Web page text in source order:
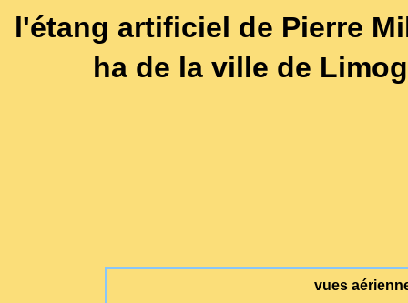
l'étang artificiel de Pierre
ha de la ville de
vues